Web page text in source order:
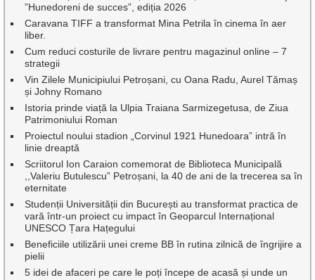
”Hunedoreni de succes”, ediția 2026
Caravana TIFF a transformat Mina Petrila în cinema în aer
liber.
Cum reduci costurile de livrare pentru magazinul online – 7
strategii
Vin Zilele Municipiului Petroșani, cu Oana Radu, Aurel Tămaș
și Johny Romano
Istoria prinde viață la Ulpia Traiana Sarmizegetusa, de Ziua
Patrimoniului Roman
Proiectul noului stadion „Corvinul 1921 Hunedoara” intră în
linie dreaptă
Scriitorul Ion Caraion comemorat de Biblioteca Municipală
,,Valeriu Butulescu” Petroșani, la 40 de ani de la trecerea sa în
eternitate
Studenții Universității din București au transformat practica de
vară într-un proiect cu impact în Geoparcul Internațional
UNESCO Țara Hațegului
Beneficiile utilizării unei creme BB în rutina zilnică de îngrijire a
pielii
5 idei de afaceri pe care le poți începe de acasă și unde un